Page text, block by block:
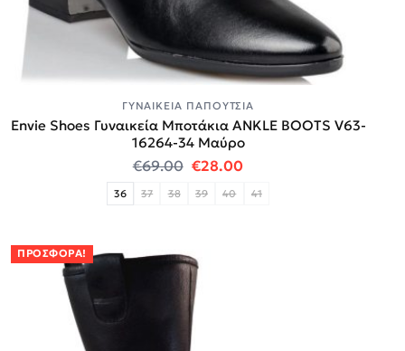
ΓΥΝΑΙΚΕΊΑ ΠΑΠΟΎΤΣΙΑ
Envie Shoes Γυναικεία Μποτάκια ANKLE BOOTS V63-
16264-34 Μαύρο
€69.00 Original price was: €69.00.
€28.00Η τρέχουσα τιμή
36 37 38 39 40 41
ΠΡΟΣΦΟΡΆ!